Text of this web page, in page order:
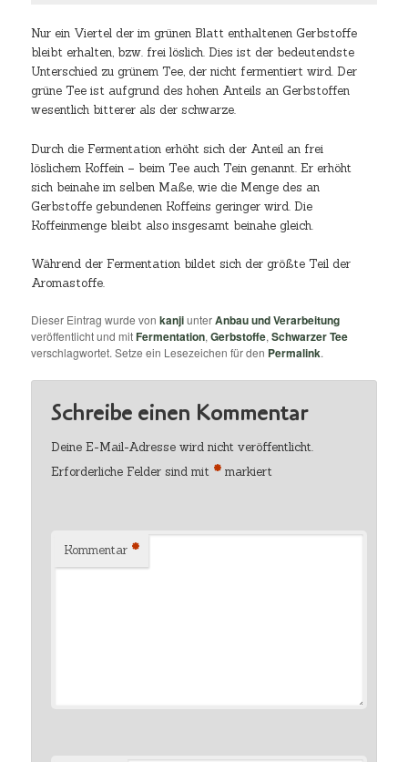
Nur ein Viertel der im grünen Blatt enthaltenen Gerbstoffe
bleibt erhalten, bzw. frei löslich. Dies ist der bedeutendste
Unterschied zu grünem Tee, der nicht fermentiert wird. Der
grüne Tee ist aufgrund des hohen Anteils an Gerbstoffen
wesentlich bitterer als der schwarze.
Durch die Fermentation erhöht sich der Anteil an frei
löslichem Koffein – beim Tee auch Tein genannt. Er erhöht
sich beinahe im selben Maße, wie die Menge des an
Gerbstoffe gebundenen Koffeins geringer wird. Die
Koffeinmenge bleibt also insgesamt beinahe gleich.
Während der Fermentation bildet sich der größte Teil der
Aromastoffe.
Dieser Eintrag wurde vonkanjiunterAnbau und Verarbeitung
veröffentlicht und mitFermentation,Gerbstoffe,Schwarzer Tee
verschlagwortet. Setze ein Lesezeichen für den Permalink.
Schreibe einen Kommentar
Deine E-Mail-Adresse wird nicht veröffentlicht.
Erforderliche Felder sind mit * markiert
Kommentar *